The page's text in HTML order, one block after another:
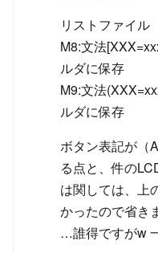
リストファイル
M8:文法
ルダに保存
M9:文法
ルダに保存
ボタン表記が（
る点と、件の
は関しては、上
かったので省き
…誰得ですがw